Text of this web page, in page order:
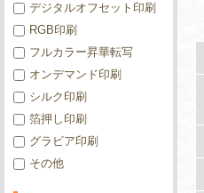
デジタルオフセット印刷
RGB印刷
フルカラー昇華転写
オンデマンド印刷
シルク印刷
箔押し印刷
グラビア印刷
その他